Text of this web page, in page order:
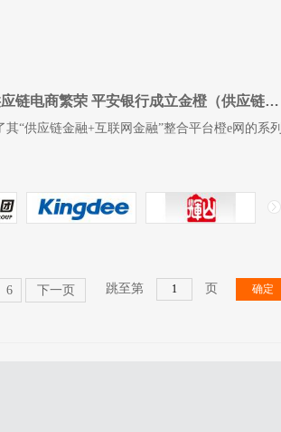
集成供给能力 促进供应链电商繁荣 平安银行成立金橙（供应链）电商俱乐部
“供应链金融+互联网金融”整合平台橙e网的系列
6 下一页 跳至第 页 确定